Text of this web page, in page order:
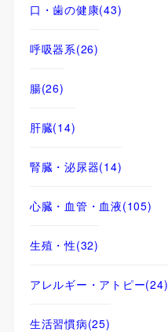
口・歯の健康(43)
呼吸器系(26)
腸(26)
肝臓(14)
腎臓・泌尿器(14)
心臓・血管・血液(105)
生殖・性(32)
アレルギー・アトピー(24)
生活習慣病(25)